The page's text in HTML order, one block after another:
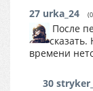
27 urka_24
После
времени
30